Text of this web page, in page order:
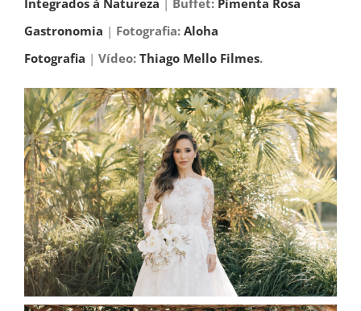
Integrados à Natureza | Buffet: Pimenta Rosa
Gastronomia | Fotografia: Aloha
Fotografia | Vídeo: Thiago Mello Filmes.